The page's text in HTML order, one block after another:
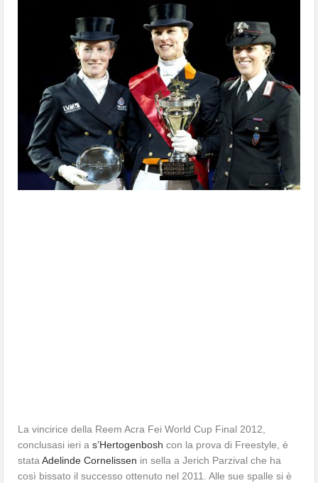
La vincirice della Reem Acra Fei World Cup Final 2012,
conclusasi ieri a s’Hertogenboshcon la prova di Freestyle, è
stata Adelinde Cornelissen in sella a Jerich Parzival che ha
così bissato il successo ottenuto nel 2011. Alle sue spalle si è